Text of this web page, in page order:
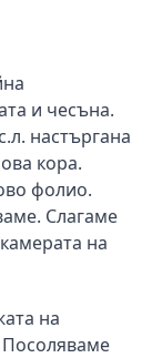
и чесъна.
настъргана
кора.
фолио.
Слагаме
на
на
Посоляваме